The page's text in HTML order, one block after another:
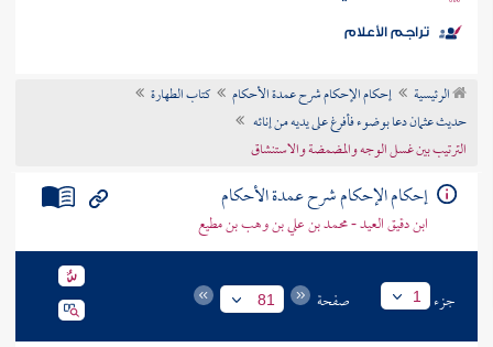
موضوعي
تراجم الأعلام
الرئيسية إحكام الإحكام شرح عمدة الأحكام
كتاب الطهارة
حديث عثمان دعا بوضوء فأفرغ على يديه من إنائه
الترتيب بين غسل الوجه والمضمضة والاستنشاق
إحكام الإحكام شرح عمدة الأحكام
ابن دقيق العيد - محمد بن علي بن وهب بن مطيع
جزء 1 صفحة 81